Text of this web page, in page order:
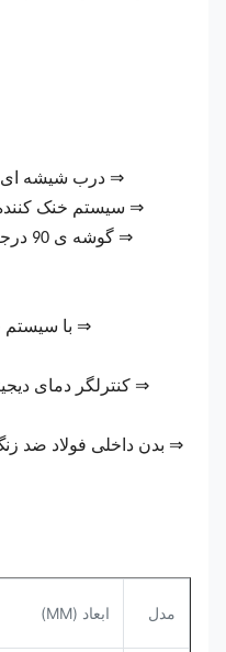
⇒ درب شیشه ای
⇒ سیستم خنک
⇒
⇒ با سیستم
⇒ کنترلگر دمای
⇒ بدن داخلی فولاد ضد
مدل ابعاد (MM)